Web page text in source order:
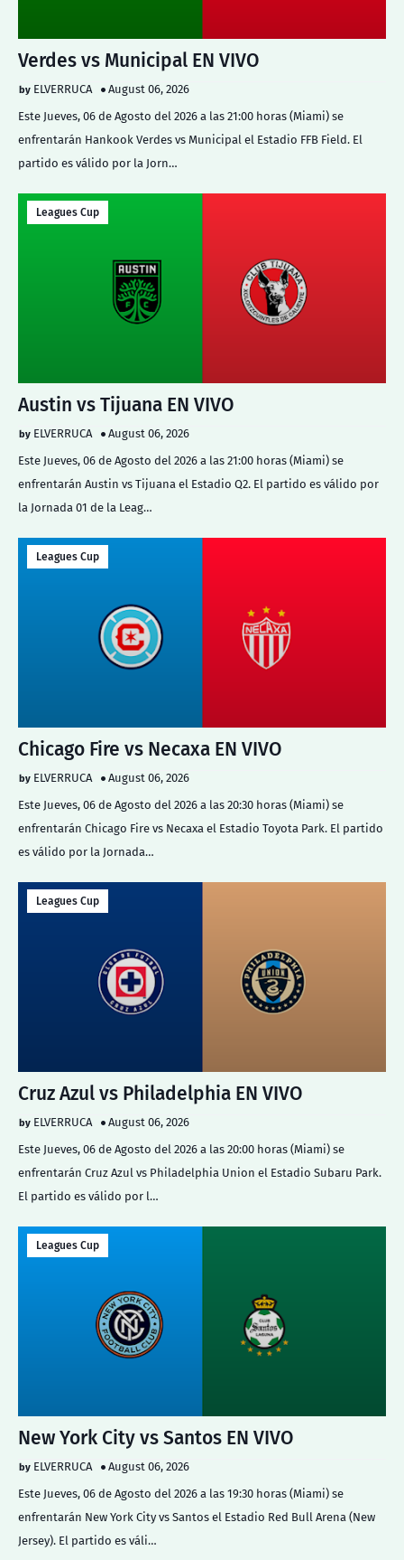
Verdes vs Municipal EN VIVO
ELVERRUCA
August 06, 2026
Este Jueves, 06 de Agosto del 2026 a las 21:00 horas (Miami) se
enfrentarán Hankook Verdes vs Municipal el Estadio FFB Field. El
partido es válido por la Jorn…
Leagues Cup
Austin vs Tijuana EN VIVO
ELVERRUCA
August 06, 2026
Este Jueves, 06 de Agosto del 2026 a las 21:00 horas (Miami) se
enfrentarán Austin vs Tijuana el Estadio Q2. El partido es válido por
la Jornada 01 de la Leag…
Leagues Cup
Chicago Fire vs Necaxa EN VIVO
ELVERRUCA
August 06, 2026
Este Jueves, 06 de Agosto del 2026 a las 20:30 horas (Miami) se
enfrentarán Chicago Fire vs Necaxa el Estadio Toyota Park. El partido
es válido por la Jornada…
Leagues Cup
Cruz Azul vs Philadelphia EN VIVO
ELVERRUCA
August 06, 2026
Este Jueves, 06 de Agosto del 2026 a las 20:00 horas (Miami) se
enfrentarán Cruz Azul vs Philadelphia Union el Estadio Subaru Park.
El partido es válido por l…
Leagues Cup
New York City vs Santos EN VIVO
ELVERRUCA
August 06, 2026
Este Jueves, 06 de Agosto del 2026 a las 19:30 horas (Miami) se
enfrentarán New York City vs Santos el Estadio Red Bull Arena (New
Jersey). El partido es váli…